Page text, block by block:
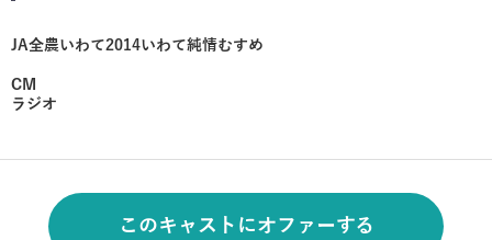
JA全農いわて2014いわて純情むすめ
CM
ラジオ
このキャストにオファーする